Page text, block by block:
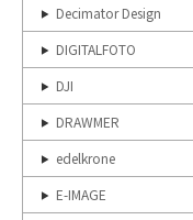
Decimator Design
DIGITALFOTO
DJI
DRAWMER
edelkrone
E-IMAGE